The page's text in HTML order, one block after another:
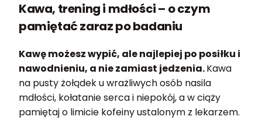
Kawa, trening i mdłości – o czym
pamiętać zaraz po badaniu
Kawę możesz wypić, ale najlepiej po posiłku i
nawodnieniu, a nie zamiast jedzenia.Kawa
na pusty żołądek u wrażliwych osób nasila
mdłości, kołatanie serca i niepokój, a w ciąży
pamiętaj o limicie kofeiny ustalonym z lekarzem.